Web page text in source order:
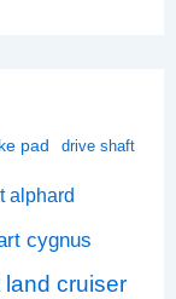
pad drive shaft
alphard
cygnus
land cruiser